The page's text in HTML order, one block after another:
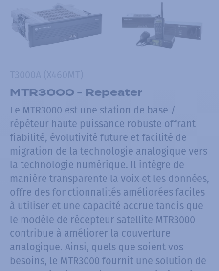
MTR3000 - Repeater
Le MTR3000 est une station de base /
répéteur haute puissance robuste offrant
fiabilité, évolutivité future et facilité de
migration de la technologie analogique vers
la technologie numérique. Il intègre de
manière transparente la voix et les données,
offre des fonctionnalités améliorées faciles
à utiliser et une capacité accrue tandis que
le modèle de récepteur satellite MTR3000
contribue à améliorer la couverture
analogique. Ainsi, quels que soient vos
besoins, le MTR3000 fournit une solution de